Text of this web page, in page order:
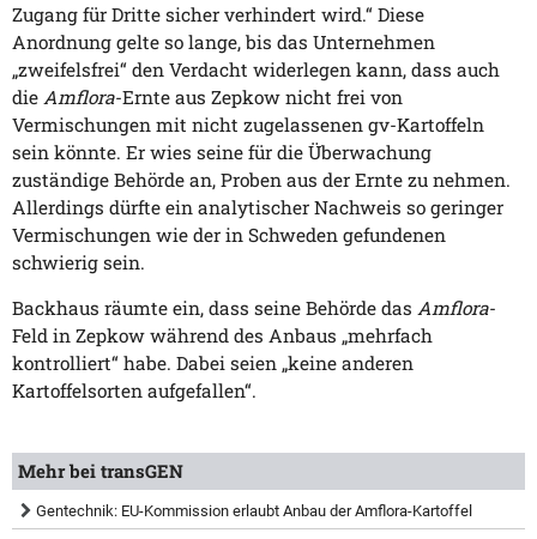
Zugang für Dritte sicher verhindert wird.“ Diese
Anordnung gelte so lange, bis das Unternehmen
„zweifelsfrei“ den Verdacht widerlegen kann, dass auch
die Amflora-Ernte aus Zepkow nicht frei von
Vermischungen mit nicht zugelassenen gv-Kartoffeln
sein könnte. Er wies seine für die Überwachung
zuständige Behörde an, Proben aus der Ernte zu nehmen.
Allerdings dürfte ein analytischer Nachweis so geringer
Vermischungen wie der in Schweden gefundenen
schwierig sein.
Backhaus räumte ein, dass seine Behörde das Amflora-
Feld in Zepkow während des Anbaus „mehrfach
kontrolliert“ habe. Dabei seien „keine anderen
Kartoffelsorten aufgefallen“.
Mehr bei transGEN
Gentechnik: EU-Kommission erlaubt Anbau der Amflora-Kartoffel